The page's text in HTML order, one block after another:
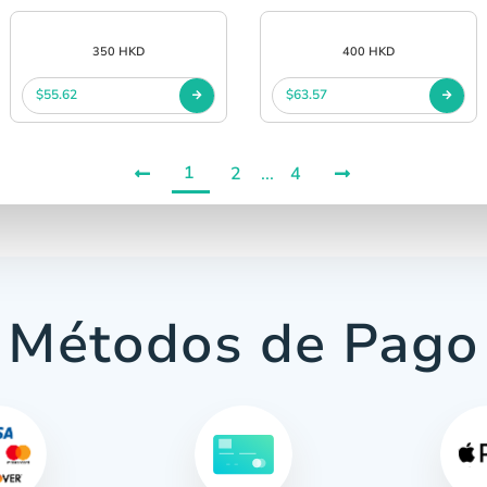
350 HKD
$55.62
400 HKD
$63.57
1 2 ... 4
Métodos de Pago